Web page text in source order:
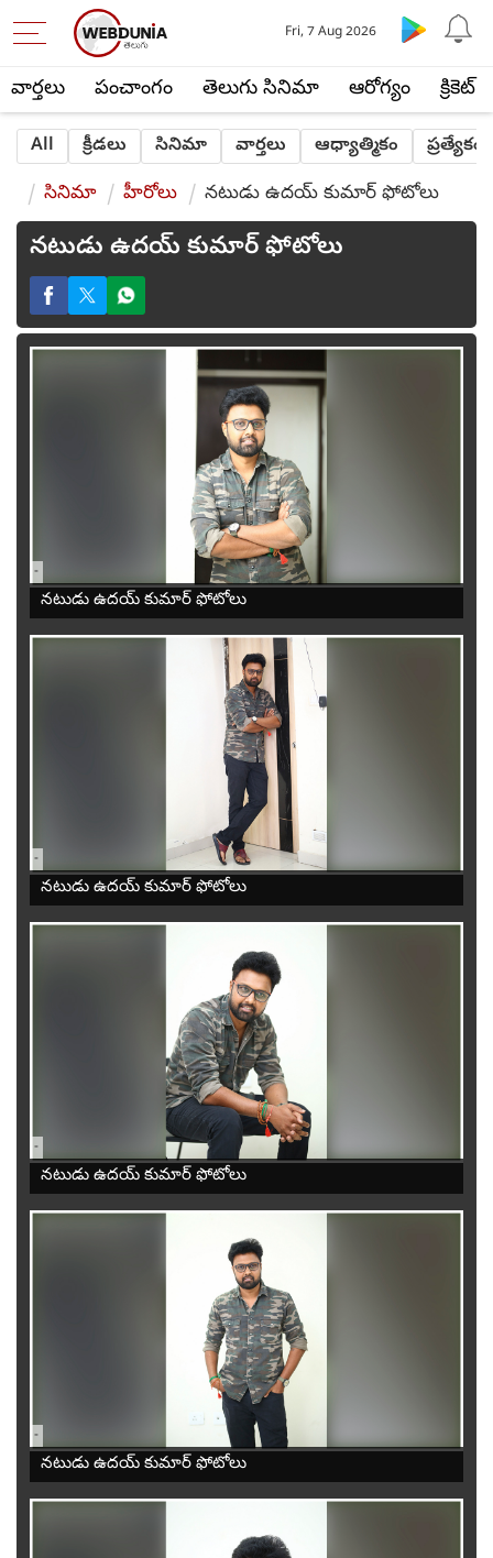
వార్తలు పంచాంగం తెలుగు సినిమా ఆరోగ్యం క్రికెట్
Fri, 7 Aug 2026
All క్రీడలు సినిమా వార్తలు ఆధ్యాత్మికం ప్రత్యేకం
సినిమా హీరోలు నటుడు ఉదయ్ కుమార్ ఫోటోలు
నటుడు ఉదయ్ కుమార్ ఫోటోలు
-
నటుడు ఉదయ్ కుమార్ ఫోటోలు
-
నటుడు ఉదయ్ కుమార్ ఫోటోలు
-
నటుడు ఉదయ్ కుమార్ ఫోటోలు
-
నటుడు ఉదయ్ కుమార్ ఫోటోలు